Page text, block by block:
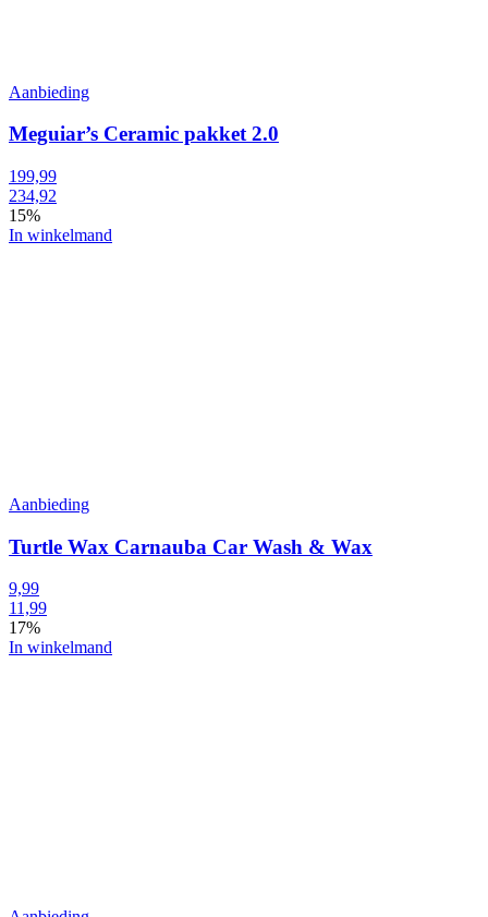
Aanbieding
Meguiar’s Ceramic pakket 2.0
199,99
234,92
15%
In winkelmand
Aanbieding
Turtle Wax Carnauba Car Wash & Wax
9,99
11,99
17%
In winkelmand